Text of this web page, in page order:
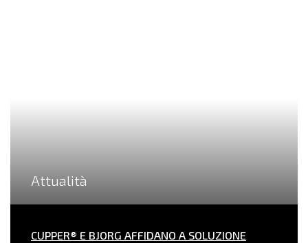
Attualità
CUPPER® E BJORG AFFIDANO A SOLUZIONE